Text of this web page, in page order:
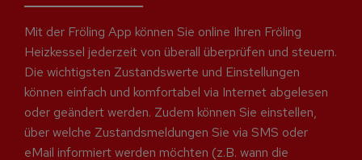
Mit der Fröling App können Sie online Ihren Fröling
Heizkessel jederzeit von überall überprüfen und steuern.
Die wichtigsten Zustandswerte und Einstellungen
können einfach und komfortabel via Internet abgelesen
oder geändert werden. Zudem können Sie einstellen,
über welche Zustandsmeldungen Sie via SMS oder
eMail informiert werden möchten (z.B. wann die